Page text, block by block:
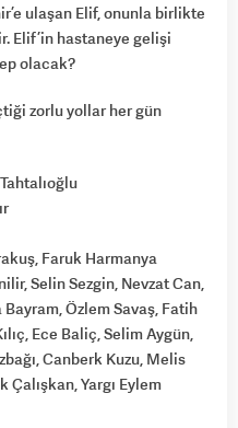
ulaşan Elif, onunla birlikte
Elif’in hastaneye gelişi
olacak?
zorlu yollar her gün
Faruk Harmanya
Selin Sezgin, Nevzat Can,
Özlem Savaş, Fatih
Ece Baliç, Selim Aygün,
Canberk Kuzu, Melis
Yargı Eylem